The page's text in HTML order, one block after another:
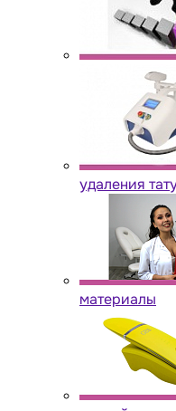
удаления
материалы